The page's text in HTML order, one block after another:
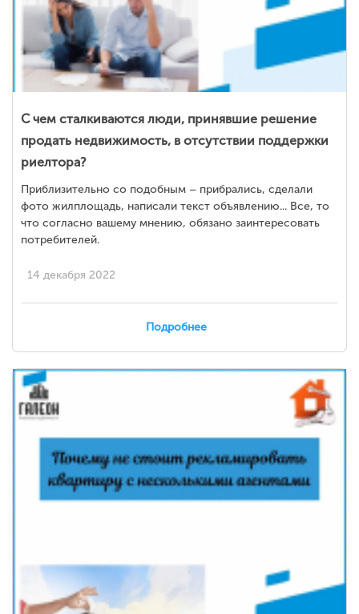
С чем сталкиваются люди, принявшие решение
продать недвижимость, в отсутствии поддержки
риелтора?
Приблизительно со подобным – прибрались, сделали
фото жилплощадь, написали текст объявлению... Все, то
что согласно вашему мнению, обязано заинтересовать
потребителей.
14 декабря 2022
Подробнее